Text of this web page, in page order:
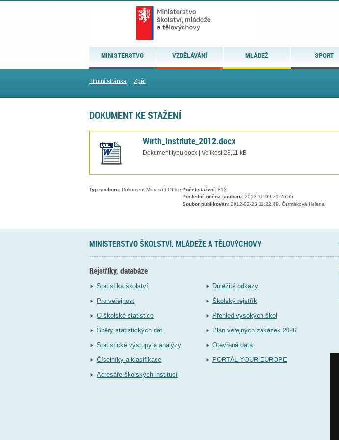
MINISTERSTVO VZDĚLÁVÁNÍ MLÁDEŽ SPORT
Titulní stránka Zpět
DOKUMENT KE STAŽENÍ
Wirth_Institute_2012.docx
Dokument typu docx | Velikost 28,11 kB
Typ souboru: Dokument Microsoft Office. Počet stažení: 813
Poslední změna souboru: 2013-10-09 21:26:55
Soubor publikován: 2012-02-23 11:22:49, Čermáková Helena
MINISTERSTVO ŠKOLSTVÍ, MLÁDEŽE A TĚLOVÝCHOVY
Rejstříky, databáze
Statistika školství
Pro veřejnost
O školské statistice
Sběry statistických dat
Statistické výstupy a analýzy
Číselníky a klasifikace
Adresáře školských institucí
Důležité odkazy
Školský rejstřík
Přehled vysokých škol
Plán veřejných zakázek 2026
Otevřená data
PORTÁL YOUR EUROPE